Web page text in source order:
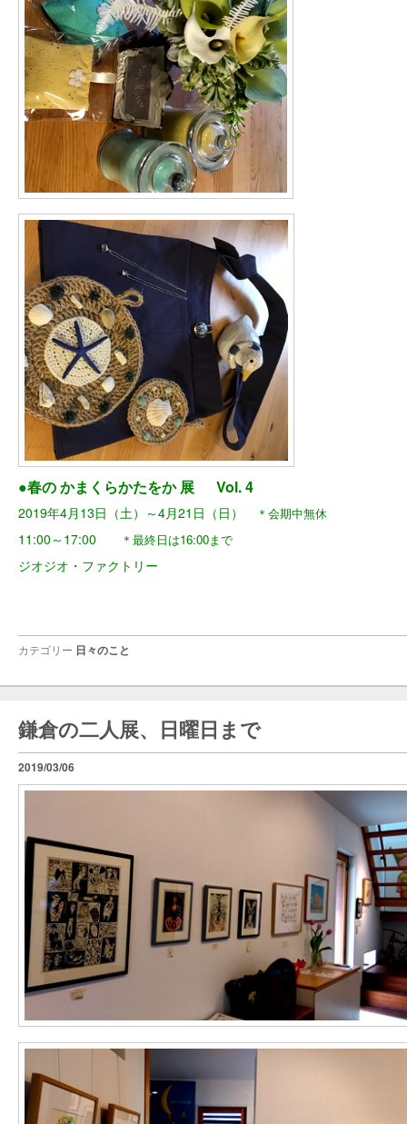
●春の かまくらかたをか 展 Vol. 4
2019年4月13日（土）～4月21日（日） ＊会期中無休
11:00～17:00 ＊最終日は16:00まで
ジオジオ・ファクトリー
カテゴリー 日々のこと
鎌倉の二人展、日曜日まで
2019/03/06